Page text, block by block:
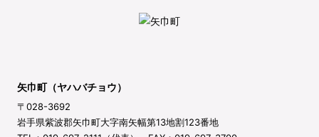
矢巾町（ヤハバチョウ）
〒028-3692
岩手県紫波郡矢巾町大字南矢幅第13地割123番地